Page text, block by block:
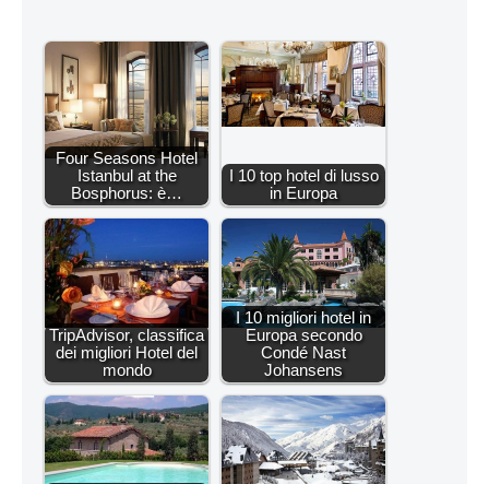
Four Seasons Hotel
Istanbul at the
Bosphorus: è…
I 10 top hotel di lusso
in Europa
TripAdvisor, classifica
dei migliori Hotel del
mondo
I 10 migliori hotel in
Europa secondo
Condé Nast
Johansens